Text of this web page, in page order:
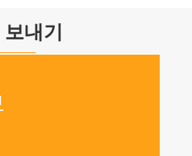
내기